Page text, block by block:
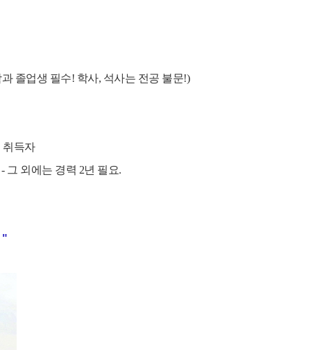
졸업생 필수! 학사, 석사는 전공 불문!)
취득자
그 외에는 경력 2년 필요.
"